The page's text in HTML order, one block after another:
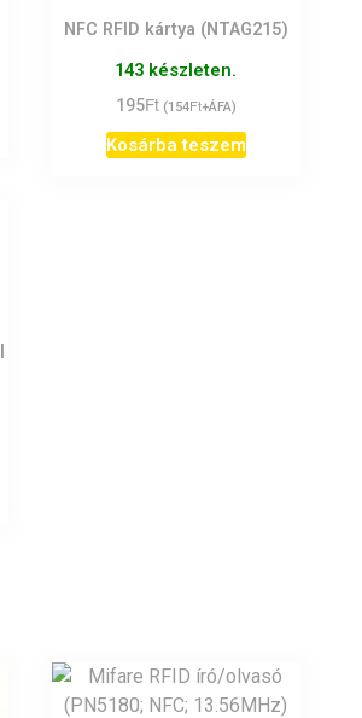
NFC RFID kártya (NTAG215)
143 készleten.
195Ft (154Ft+ÁFA)
Kosárba teszem